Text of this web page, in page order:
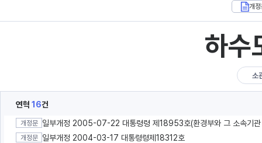
개정
하수
소
연혁 16건
개정문
개정문
일부개정 2004-03-17 대통령령제18312호